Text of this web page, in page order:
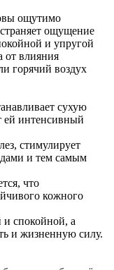
ощутимо
ощущение
и упругой
влияния
горячий воздух
сухую
ей интенсивный
стимулирует
и тем самым
что
кожного
спокойной, а
и жизненную силу.